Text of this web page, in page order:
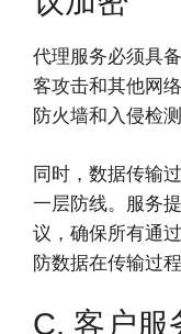
代理服务必须具
客攻击和其他网
防火墙和入侵检
同时，数据传输
一层防线。服务
议，确保所有通
防数据在传输过
C. 客户服